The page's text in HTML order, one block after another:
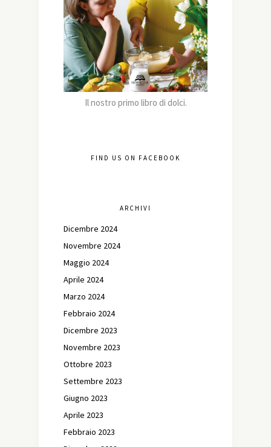
Il nostro primo libro di dolci.
FIND US ON FACEBOOK
ARCHIVI
Dicembre 2024
Novembre 2024
Maggio 2024
Aprile 2024
Marzo 2024
Febbraio 2024
Dicembre 2023
Novembre 2023
Ottobre 2023
Settembre 2023
Giugno 2023
Aprile 2023
Febbraio 2023